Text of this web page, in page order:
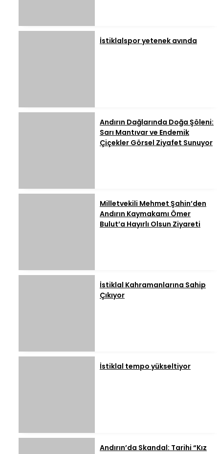
İstiklalspor yetenek avında
Andırın Dağlarında Doğa Şöleni:
Sarı Mantıvar ve Endemik
Çiçekler Görsel Ziyafet Sunuyor
Milletvekili Mehmet Şahin’den
Andırın Kaymakamı Ömer
Bulut’a Hayırlı Olsun Ziyareti
İstiklal Kahramanlarına Sahip
Çıkıyor
İstiklal tempo yükseltiyor
Andırın’da Skandal: Tarihi “Kız